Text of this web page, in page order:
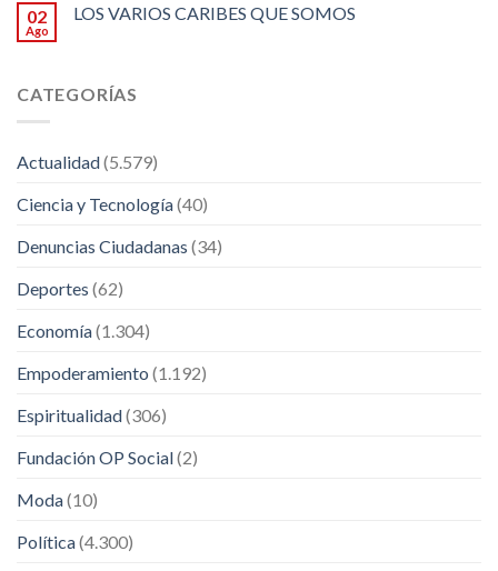
02
Ago
LOS VARIOS CARIBES QUE SOMOS
CATEGORÍAS
Actualidad(5.579)
Ciencia y Tecnología(40)
Denuncias Ciudadanas (34)
Deportes (62)
Economía(1.304)
Empoderamiento (1.192)
Espiritualidad(306)
Fundación OP Social(2)
Moda(10)
Política(4.300)